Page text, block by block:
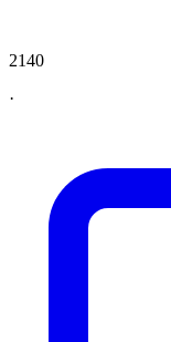
2140
·